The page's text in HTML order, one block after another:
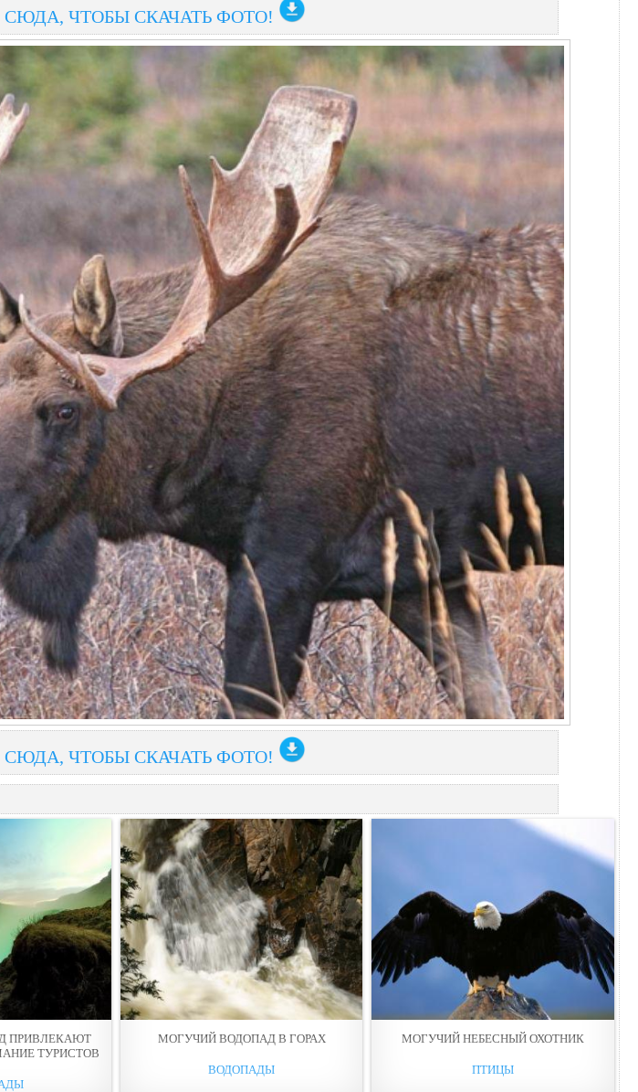
ЧТОБЫ СКАЧАТЬ ФОТО!
ЧТОБЫ СКАЧАТЬ ФОТО!
ПРИВЛЕКАЮТ
ТУРИСТОВ
МОГУЧИЙ ВОДОПАД В ГОРАХ
ВОДОПАДЫ
МОГУЧИЙ НЕБЕСНЫЙ ОХОТНИК
ПТИЦЫ